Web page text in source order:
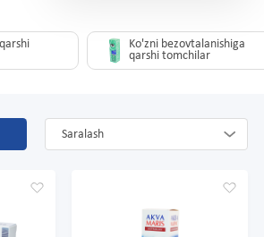
Ko'zni bezovtalanishiga
qarshi tomchilar
Saralash